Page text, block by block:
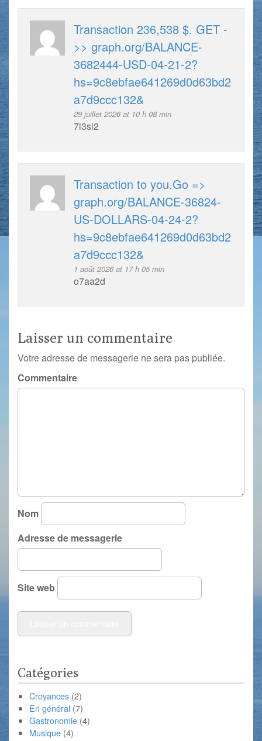
Transaction 236,538 $. GET -
>> graph.org/BALANCE-
3682444-USD-04-21-2?
hs=9c8ebfae641269d0d63bd2
a7d9ccc132&
29 juillet 2026 at 10 h 08 min
7i3si2
Transaction to you.Go =>
graph.org/BALANCE-36824-
US-DOLLARS-04-24-2?
hs=9c8ebfae641269d0d63bd2
a7d9ccc132&
1 août 2026 at 17 h 05 min
o7aa2d
Laisser un commentaire
Votre adresse de messagerie ne sera pas publiée.
Commentaire
Nom
Adresse de messagerie
Site web
Catégories
Croyances (2)
En général (7)
Gastronomie (4)
Musique (4)